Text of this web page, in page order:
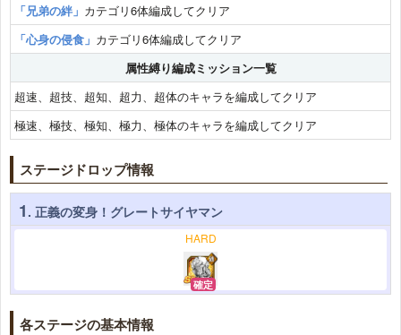
「兄弟の絆」 カテゴリ6体編成してクリア
「心身の侵食」 カテゴリ6体編成してクリア
属性縛り編成ミッション一覧
超速、超技、超知、超力、超体のキャラを編成してクリア
極速、極技、極知、極力、極体のキャラを編成してクリア
ステージドロップ情報
1 . 正義の変身！グレートサイヤマン
HARD
確定
各ステージの基本情報